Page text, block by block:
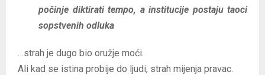
počinje diktirati tempo, a institucije postaju taoci
sopstvenih odluka
…strah je dugo bio oružje moći.
Ali kad se istina probije do ljudi, strah mijenja pravac.